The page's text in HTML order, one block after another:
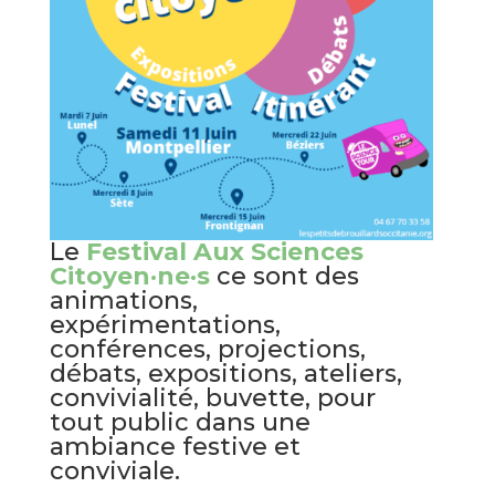
Le Festival Aux Sciences
Citoyen·ne·sce sont des
animations,
expérimentations,
conférences, projections,
débats, expositions, ateliers,
convivialité, buvette, pour
tout public dans une
ambiance festive et
conviviale.